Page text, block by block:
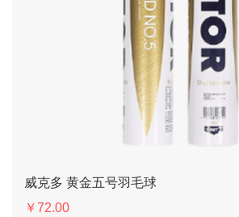
威克多 黄金五号羽毛球
￥72.00